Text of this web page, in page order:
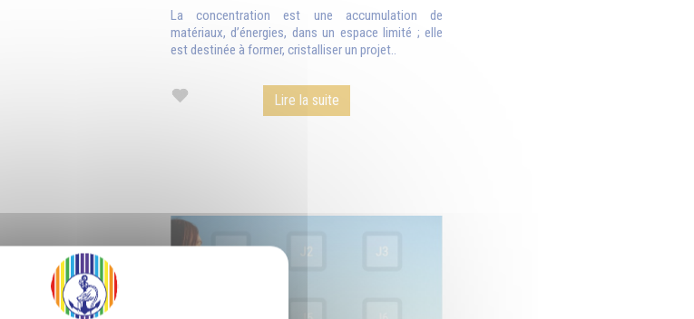
La concentration est une accumulation de
matériaux, d’énergies, dans un espace limité ; elle
est destinée à former, cristalliser un projet..
Lire la suite